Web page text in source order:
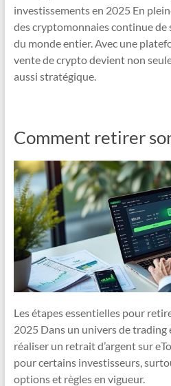
investissements en 2025 En
des cryptomonnaies continue de
du monde entier. Avec une
vente de crypto devient non
aussi stratégique.
Comment retirer
Les étapes essentielles pour
2025 Dans un univers de
réaliser un retrait d’argent sur
pour certains investisseurs,
options et règles en vigueur.